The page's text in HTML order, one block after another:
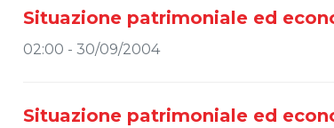
Situazione patrimoniale ed
02:00 - 30/09/2004
Situazione patrimoniale ed